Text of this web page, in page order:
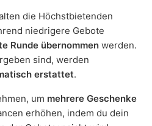
die Höchstbietenden
niedrigere Gebote
Runde übernommen werden.
sind, werden
erstattet.
um mehrere Geschenke
erhöhen, indem du dein